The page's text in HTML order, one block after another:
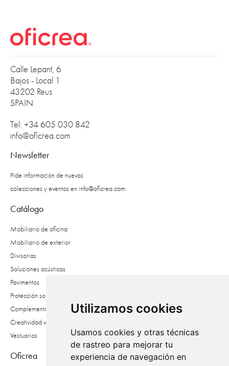
Utilizamos cookies
Usamos cookies y otras técnicas
de rastreo para mejorar tu
experiencia de navegación en
Calle Lepant, 6
Bajos - Local 1
43202 Reus
SPAIN
Tel: +34 605 030 842
info@oficrea.com
Newsletter
Pide información de nuevas
colecciones y eventos eninfo@oficrea.com.
Catálogo
Mobiliario de oficina
Mobiliario de exterior
Divisorias
Soluciones acústicas
Pavimentos
Protección solar
Complementos
Creatividad vegetal
Vestuarios
Oficrea